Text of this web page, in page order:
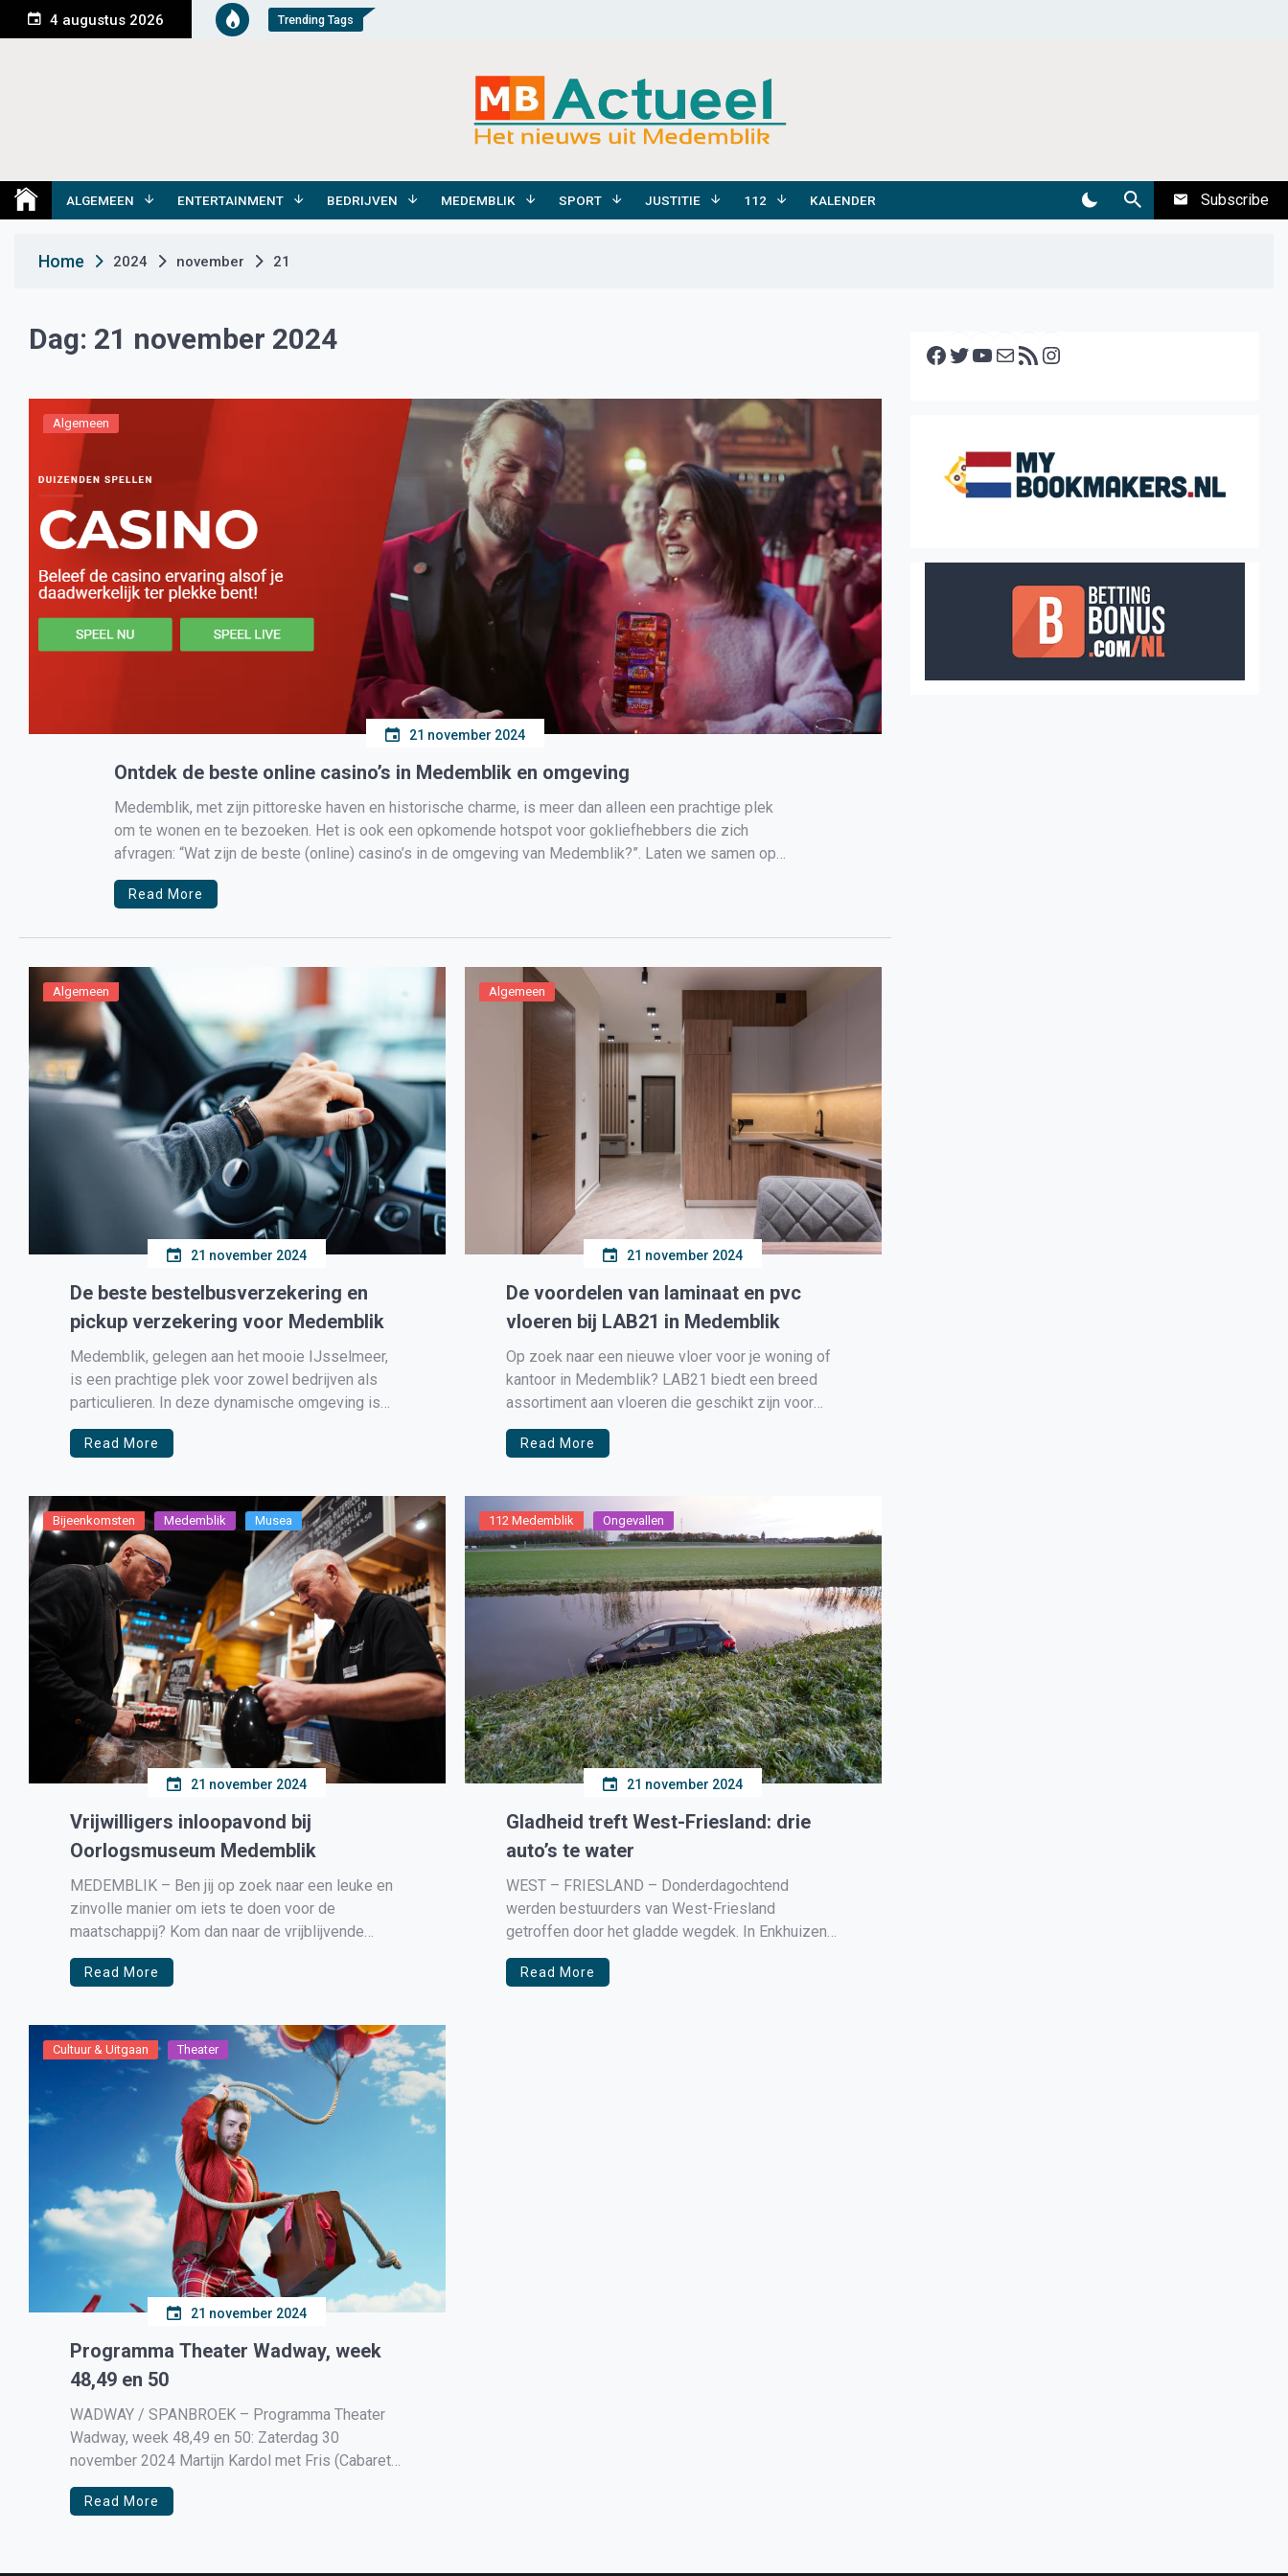
n
e
4 augustus 2026 Trending Tags
Medemblik Actueel
ALGEMEEN ENTERTAINMENT BEDRIJVEN MEDEMBLIK SPORT JUSTITIE 112 KALENDER Subscribe
Home 2024 november 21
Dag: 21 november 2024
Algemeen
21 november 2024
Ontdek de beste online casino’s in Medemblik en omgeving
Medemblik, met zijn pittoreske haven en historische charme, is meer dan alleen een prachtige plek
om te wonen en te bezoeken. Het is ook een opkomende hotspot voor gokliefhebbers die zich
afvragen: “Wat zijn de beste (online) casino’s in de omgeving van Medemblik?”. Laten we samen op
deze spannende ontdekkingsreis […]
Read More
Algemeen
21 november 2024
De beste bestelbusverzekering en
pickup verzekering voor Medemblik
Medemblik, gelegen aan het mooie IJsselmeer,
is een prachtige plek voor zowel bedrijven als
particulieren. In deze dynamische omgeving is
mobiliteit essentieel. Daarom begrijpen we goed
dat het bezitten van een bestelbus of pickup niet
dagelijkse activiteiten. Dit maakt het kiezen van
[…]
Read More
Algemeen
21 november 2024
De voordelen van laminaat en pvc
vloeren bij LAB21 in Medemblik
Op zoek naar een nieuwe vloer voor je woning of
kantoor in Medemblik? LAB21 biedt een breed
assortiment aan vloeren die geschikt zijn voor
elke interieurstijl en ruimte. In deze blog duiken
we in de populaire keuzes: laminaat en pvc
aanbod van LAB21, zodat […]
Read More
Bijeenkomsten Medemblik Musea
21 november 2024
Vrijwilligers inloopavond bij
Oorlogsmuseum Medemblik
MEDEMBLIK – Ben jij op zoek naar een leuke en
zinvolle manier om iets te doen voor de
maatschappij? Kom dan naar de vrijblijvende
inloopavond voor nieuwe vrijwilligers in
Oorlogsmuseum Medemblik op woensdag 27
staat klaar om je alles te vertellen over het
vrijwilligerswerk in het […]
Read More
112 Medemblik Ongevallen
21 november 2024
Gladheid treft West-Friesland: drie
auto’s te water
WEST – FRIESLAND – Donderdagochtend
werden bestuurders van West-Friesland
getroffen door het gladde wegdek. In Enkhuizen
raakte een fietser gewond op een gladde brug en
in Hoogkarspel gingen op drie plekken auto’s te
Read More
Cultuur & Uitgaan Theater
21 november 2024
Programma Theater Wadway, week
48,49 en 50
WADWAY / SPANBROEK – Programma Theater
Wadway, week 48,49 en 50: Zaterdag 30
november 2024 Martijn Kardol met Fris (Cabaret
Try-Out) Aanvang 20.30 uur, ticketprijs € 21,-. Stel
je kunt helemaal opnieuw beginnen. Gewoon een
Read More
Facebook Twitter YouTube E-mail RSS feed